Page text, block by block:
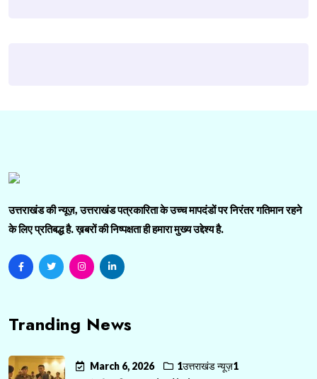
उत्तराखंड की न्यूज़, उत्तराखंड पत्रकारिता के उच्च मापदंडों पर निरंतर गतिमान रहने
के लिए प्रतिबद्ध है. ख़बरों की निष्पक्षता ही हमारा मुख्य उद्देश्य है.
Tranding News
March 6, 2026 1उत्तराखंड न्यूज़1